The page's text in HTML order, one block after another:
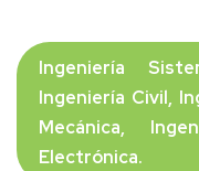
Ingeniería
Ingeniería Civil,
Mecánica,
Electrónica.